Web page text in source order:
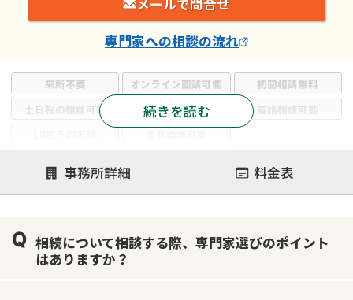
来所不要 オンライン面談可能
初回相談無料
土日祝の相談可能
19時以降電話可能
電話相談可能
注力案件
遺言書作成・遺言執行
相続放棄
相続登記
相続手続き
銀行手続き
家族信託
成年後見・任意後見
続きを読む
メールで問合せ
専門家への相談の流れ
事務所詳細 料金表
相続について相談する際、専門家選びのポイント
はありますか？